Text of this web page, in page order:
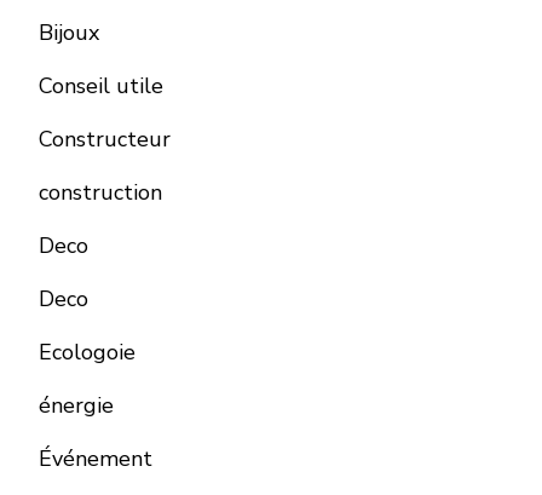
Bijoux
Conseil utile
Constructeur
construction
Deco
Deco
Ecologoie
énergie
Événement